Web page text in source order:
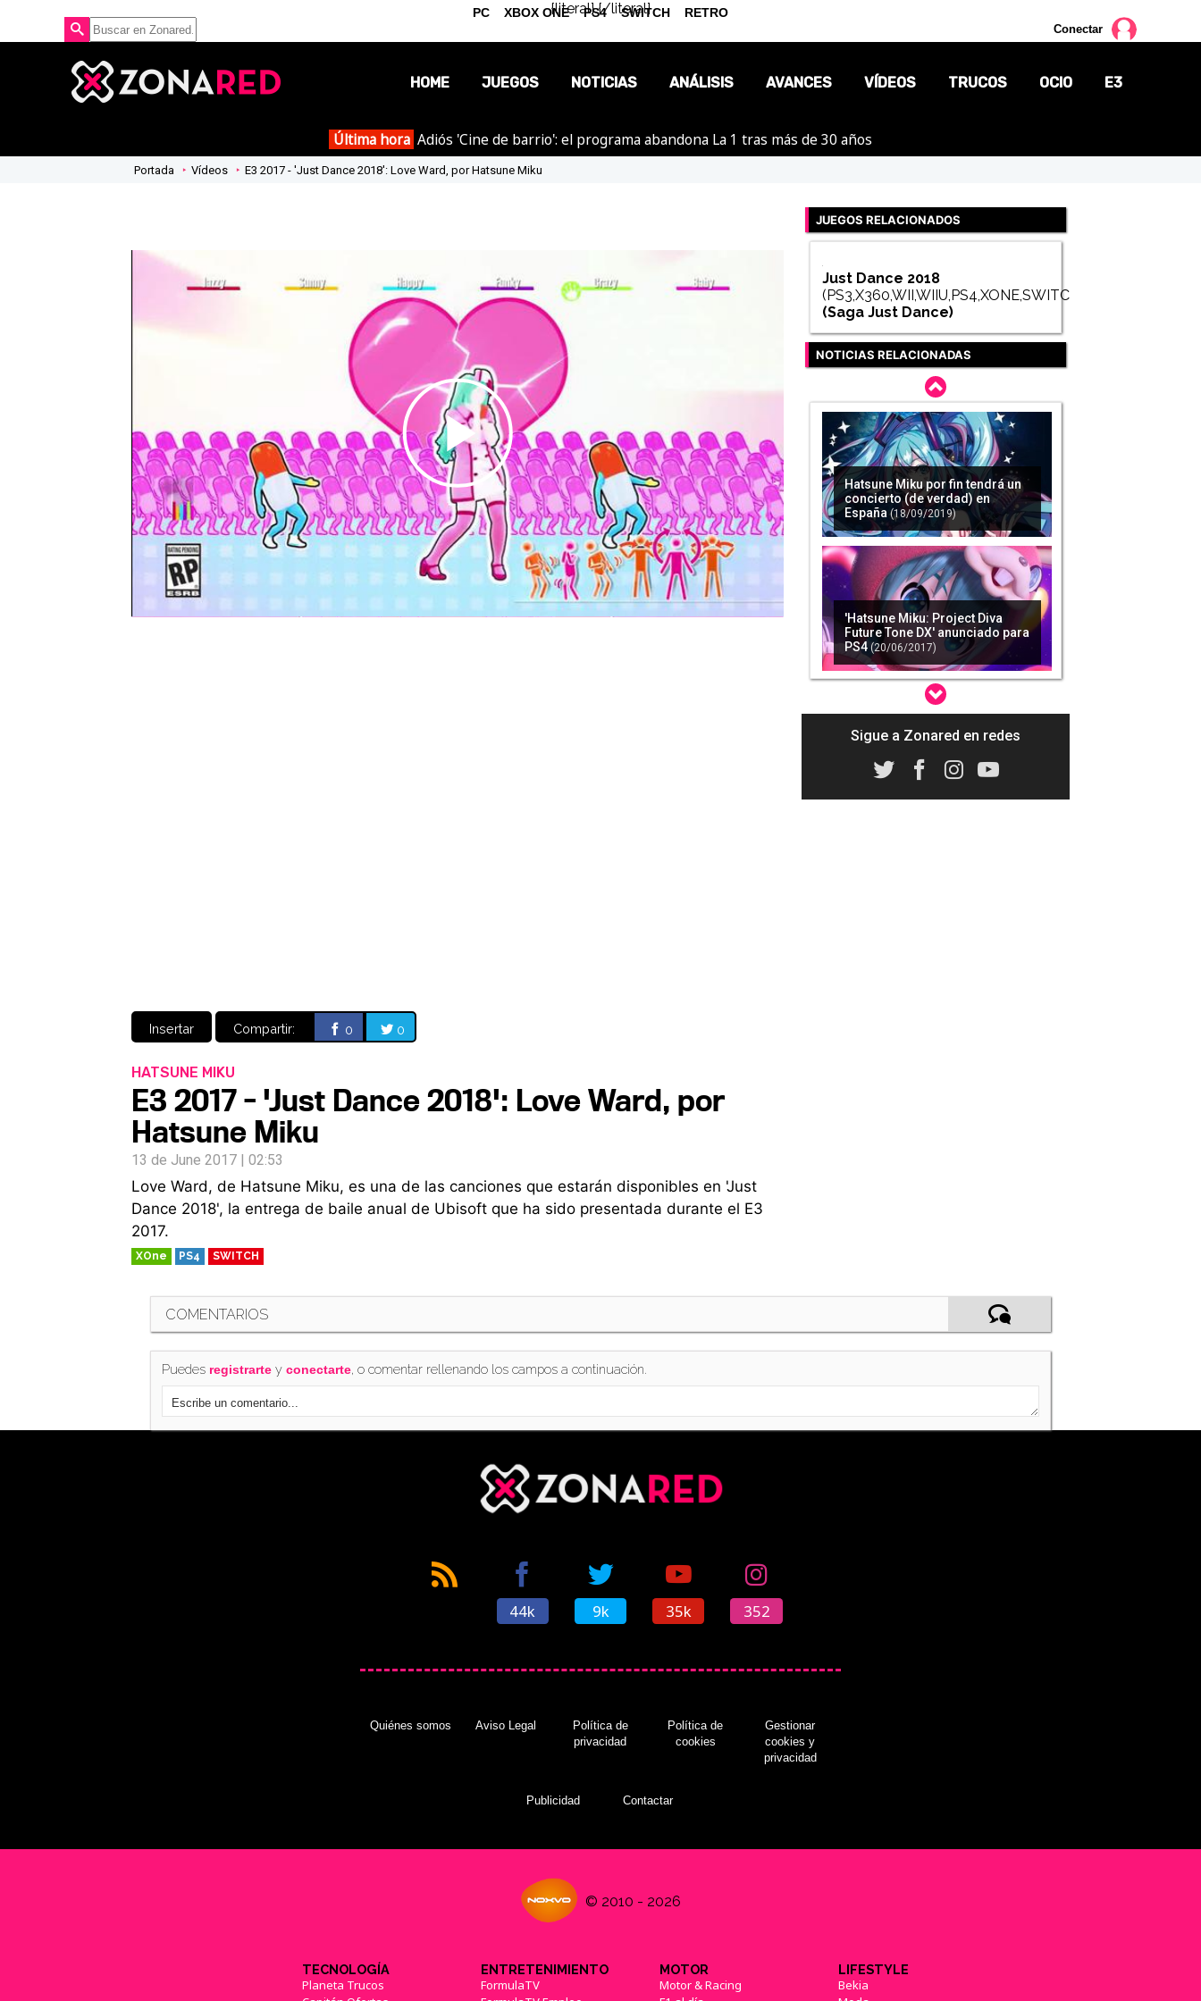
{literal}{/literal}
Conectar
HOME JUEGOS NOTICIAS
OPINIÓN
ANÁLISIS AVANCES VÍDEOS TRUCOS OCIO E3
Última hora Adiós 'Cine de barrio': el programa abandona La 1 tras más de 30 años
Portada Vídeos E3 2017 - 'Just Dance 2018': Love Ward, por Hatsune Miku
Play
Video
Insertar Compartir: 0 0
HATSUNE MIKU
E3 2017 - 'Just Dance 2018': Love Ward, por
Hatsune Miku
13 de June 2017 | 02:53
Love Ward, de Hatsune Miku, es una de las canciones que estarán disponibles en 'Just
Dance 2018', la entrega de baile anual de Ubisoft que ha sido presentada durante el E3
2017.
XOne PS4 SWITCH
JUEGOS RELACIONADOS
Just Dance 2018
(PS3,X360,WII,WIIU,PS4,XONE,SWITCH)
(Saga Just Dance)
NOTICIAS RELACIONADAS
Hatsune Miku por fin tendrá un
concierto (de verdad) en
España (18/09/2019)
'Hatsune Miku: Project Diva
Future Tone DX' anunciado para
PS4 (20/06/2017)
para la mujer liberada del
matrimonio
(29/01/2018)
Sigue a Zonared en redes
COMENTARIOS
Puedes registrartey conectarte, o comentar rellenando los campos a continuación.
PC XBOX ONE PS4 SWITCH RETRO
44k 9k 35k 352
Quiénes somos Aviso Legal
Política de
privacidad
Política de
cookies
Gestionar
cookies y
privacidad
Publicidad Contactar
© 2010 - 2026
TECNOLOGÍA
Planeta Trucos
ENTRETENIMIENTO
FormulaTV
MOTOR
Motor & Racing
LIFESTYLE
Bekia